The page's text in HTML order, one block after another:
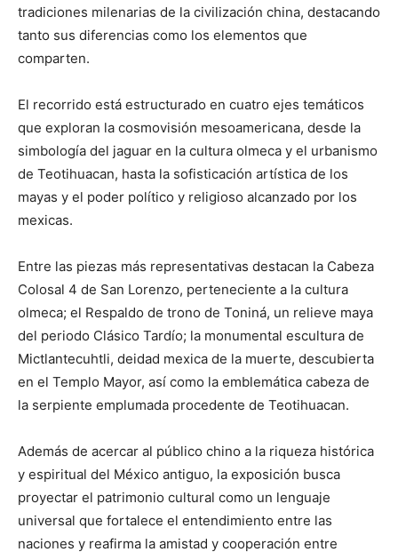
tradiciones milenarias de la civilización china, destacando
tanto sus diferencias como los elementos que
comparten.
El recorrido está estructurado en cuatro ejes temáticos
que exploran la cosmovisión mesoamericana, desde la
simbología del jaguar en la cultura olmeca y el urbanismo
de Teotihuacan, hasta la sofisticación artística de los
mayas y el poder político y religioso alcanzado por los
mexicas.
Entre las piezas más representativas destacan la Cabeza
Colosal 4 de San Lorenzo, perteneciente a la cultura
olmeca; el Respaldo de trono de Toniná, un relieve maya
del periodo Clásico Tardío; la monumental escultura de
Mictlantecuhtli, deidad mexica de la muerte, descubierta
en el Templo Mayor, así como la emblemática cabeza de
la serpiente emplumada procedente de Teotihuacan.
Además de acercar al público chino a la riqueza histórica
y espiritual del México antiguo, la exposición busca
proyectar el patrimonio cultural como un lenguaje
universal que fortalece el entendimiento entre las
naciones y reafirma la amistad y cooperación entre